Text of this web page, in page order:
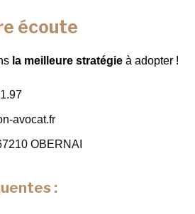
écoute
la meilleure stratégie à adopter !
avocat.fr
OBERNAI
: